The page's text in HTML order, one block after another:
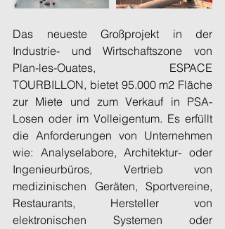
Das neueste Großprojekt in der
Industrie- und Wirtschaftszone von
Plan-les-Ouates, ESPACE
TOURBILLON, bietet 95.000 m2 Fläche
zur Miete und zum Verkauf in PSA-
Losen oder im Volleigentum. Es erfüllt
die Anforderungen von Unternehmen
wie: Analyselabore, Architektur- oder
Ingenieurbüros, Vertrieb von
medizinischen Geräten, Sportvereine,
Restaurants, Hersteller von
elektronischen Systemen oder